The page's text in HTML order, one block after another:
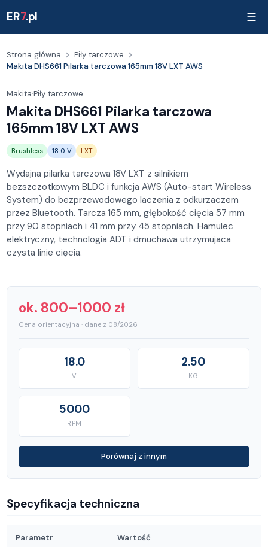
ER7.pl ☰
Strona główna
Piły tarczowe
Makita DHS661 Pilarka tarczowa 165mm 18V LXT AWS
Makita·Piły tarczowe
Makita DHS661 Pilarka tarczowa
165mm 18V LXT AWS
Brushless 18.0 V LXT
Wydajna pilarka tarczowa 18V LXT z silnikiem
bezszczotkowym BLDC i funkcja AWS (Auto-start Wireless
System) do bezprzewodowego laczenia z odkurzaczem
przez Bluetooth. Tarcza 165 mm, głębokość cięcia 57 mm
przy 90 stopniach i 41 mm przy 45 stopniach. Hamulec
elektryczny, technologia ADT i dmuchawa utrzymujaca
czysta linie cięcia.
ok. 800–1000 zł
Cena orientacyjna · dane z 08/2026
18.0
V
2.50
KG
5000
RPM
Porównaj z innym
Specyfikacja techniczna
Parametr Wartość